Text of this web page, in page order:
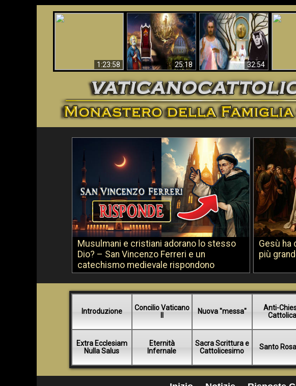
1:23:58 25:18
La Bibbia ha previsto
70 anni senza Papa?
32:54
Faustina e la Divina
Misericordia – un
inganno
Musulmani e cristiani adorano lo stesso
Dio? – San Vincenzo Ferreri e un
catechismo medievale rispondono
Gesù ha
più
Introduzione
Concilio Vaticano
Nuova "messa"
Anti-
Cattolica
Extra Ecclesiam
Nulla Salus
Eternità
Infernale
Sacra Scrittura e
Cattolicesimo
Santo